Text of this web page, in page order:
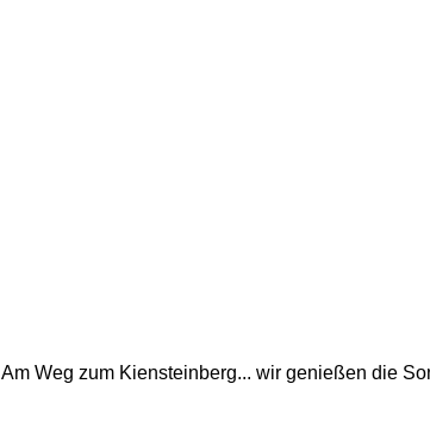
Am Weg zum Kiensteinberg... wir genießen die